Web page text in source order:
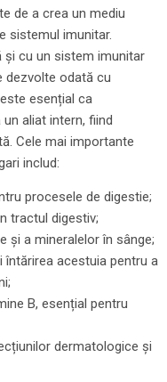
de a crea un mediu
sistemul imunitar.
și cu un sistem imunitar
dezvolte odată cu
esențial ca
aliat intern, fiind
Cele mai importante
includ:
procesele de digestie;
tractul digestiv;
și a mineralelor în sânge;
acestuia pentru a
B, esențial pentru
dermatologice și